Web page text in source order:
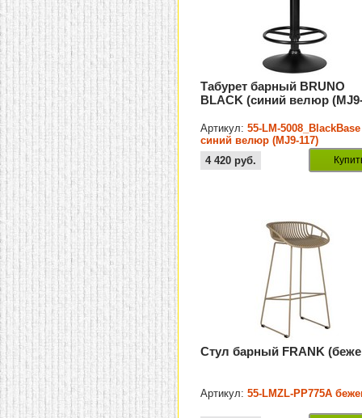
Табурет барный BRUNO
BLACK (синий велюр
Артикул:55-LM-5008_BlackBase
синий велюр (MJ9-117)
4 420 руб.
Стул барный FRANK
Артикул:55-LMZL-PP775A